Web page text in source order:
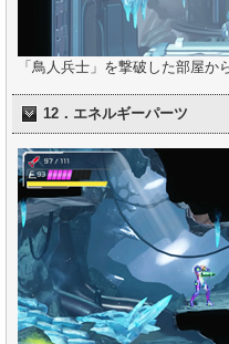
「鳥人兵士」を撃破した部屋か
12．エネルギーパーツ